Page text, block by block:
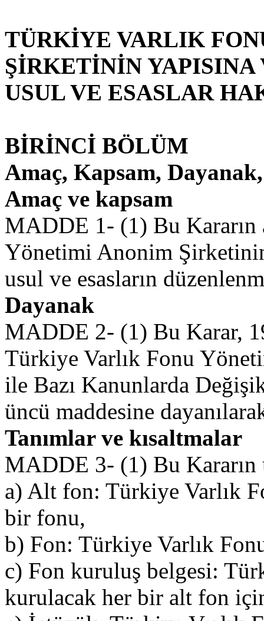
TÜRKİYE VARLIK
ŞİRKETİNİN
USUL VE ESASLAR
BİRİNCİ BÖLÜM
Amaç, Kapsam,
Amaç ve kapsam
MADDE 1- (1) Bu Kararın
Yönetimi Anonim
usul ve esasların
Dayanak
MADDE 2- (1) Bu Karar,
Türkiye Varlık Fonu
ile Bazı Kanunlarda
üncü maddesine
Tanımlar ve kısaltmalar
MADDE 3- (1) Bu Kararın
a) Alt fon: Türkiye Varlık
bir fonu,
b) Fon: Türkiye Varlık
c) Fon kuruluş belgesi:
kurulacak her bir alt fon